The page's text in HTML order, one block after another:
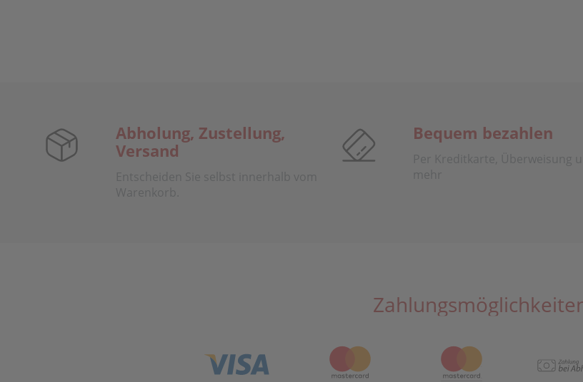
Abholung, Zustellung,
Versand
Entscheiden Sie selbst innerhalb vom
Warenkorb.
Bequem bezahlen
Per Kreditkarte, Überweisung
mehr